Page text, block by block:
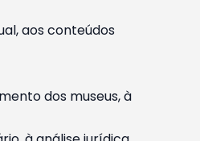
aos conteúdos
dos museus, à